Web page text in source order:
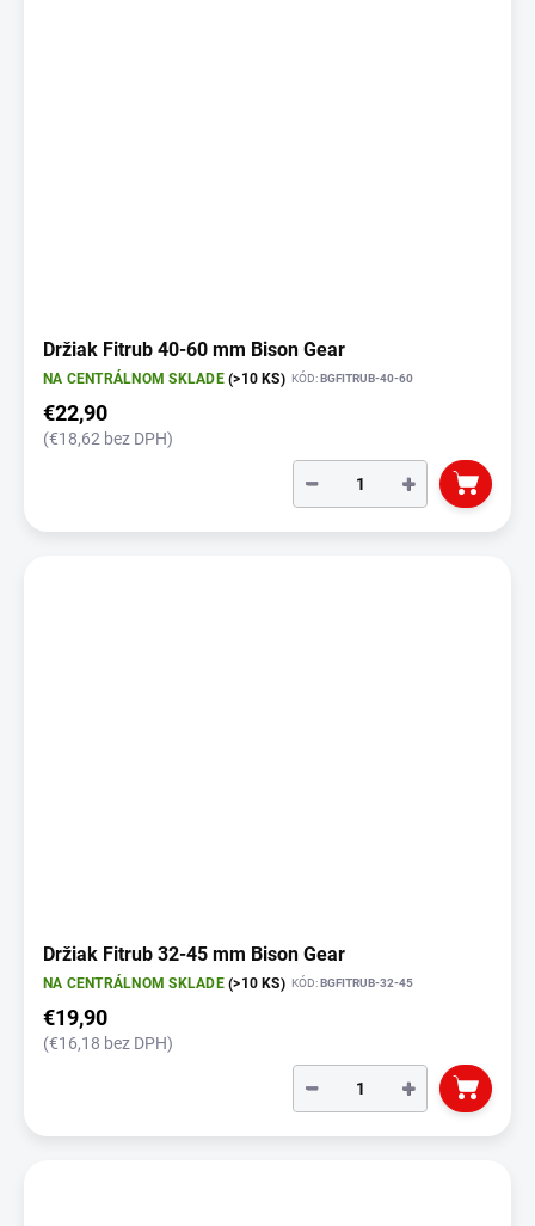
Držiak Fitrub 40-60 mm Bison Gear
NA CENTRÁLNOM SKLADE(>10 KS) KÓD: BGFITRUB-40-60
€22,90
(€18,62 bez DPH)
+
−
Držiak Fitrub 32-45 mm Bison Gear
NA CENTRÁLNOM SKLADE(>10 KS) KÓD:BGFITRUB-32-45
€19,90
(€16,18 bez DPH)
+
−